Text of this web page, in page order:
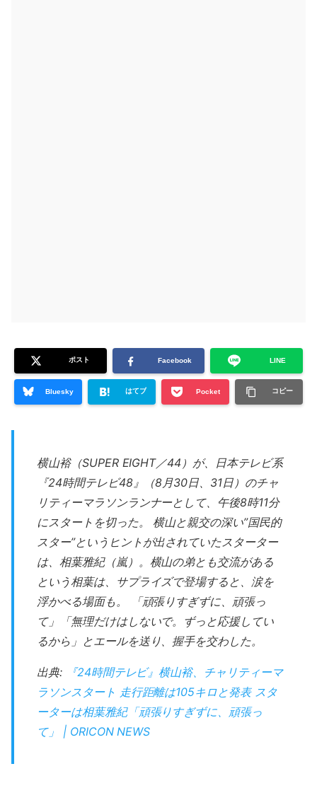
ポスト Facebook LINE
Bluesky はてブ Pocket コピー
横山裕（SUPER EIGHT／44）が、日本テレビ系
『24時間テレビ48』（8月30日、31日）のチャ
リティーマラソンランナーとして、午後8時11分
にスタートを切った。 横山と親交の深い”国民的
スター”というヒントが出されていたスターター
は、相葉雅紀（嵐）。横山の弟とも交流がある
という相葉は、サプライズで登場すると、涙を
浮かべる場面も。 「頑張りすぎずに、頑張っ
て」「無理だけはしないで。ずっと応援してい
るから」とエールを送り、握手を交わした。
出典:
『24時間テレビ』横山裕、チャリティーマ
ラソンスタート 走行距離は105キロと発表 スタ
ーターは相葉雅紀「頑張りすぎずに、頑張っ
て」 | ORICON NEWS